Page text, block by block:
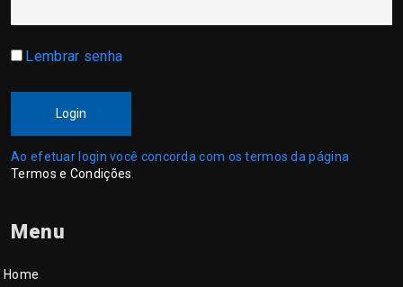
Lembrar senha
Login
Ao efetuar login você concorda com os termos da página
Termos e Condições
Menu
Home